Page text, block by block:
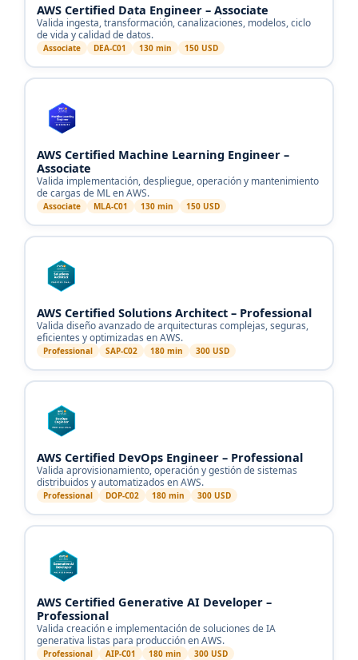
AWS Certified Data Engineer – Associate
Valida ingesta, transformación, canalizaciones, modelos, ciclo
de vida y calidad de datos.
Associate DEA-C01 130 min 150 USD
AWS Certified Machine Learning Engineer –
Associate
Valida implementación, despliegue, operación y mantenimiento
de cargas de ML en AWS.
Associate MLA-C01 130 min 150 USD
AWS Certified Solutions Architect – Professional
Valida diseño avanzado de arquitecturas complejas, seguras,
eficientes y optimizadas en AWS.
Professional SAP-C02 180 min 300 USD
AWS Certified DevOps Engineer – Professional
Valida aprovisionamiento, operación y gestión de sistemas
distribuidos y automatizados en AWS.
Professional DOP-C02 180 min 300 USD
AWS Certified Generative AI Developer –
Professional
Valida creación e implementación de soluciones de IA
generativa listas para producción en AWS.
Professional AIP-C01 180 min 300 USD